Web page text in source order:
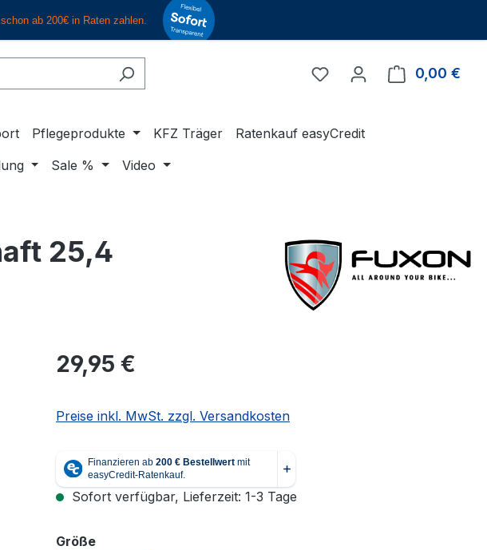
Du hast 0 Produkte auf
0,00 €
Pflegeprodukte KFZ Träger
Ratenkauf easyCredit
Sale % Video
25,4
Regulärer Preis:
29,95 €
Preise inkl. MwSt. zzgl. Versandkosten
Sofort verfügbar, Lieferzeit: 1-3 Tage
Größeauswählen